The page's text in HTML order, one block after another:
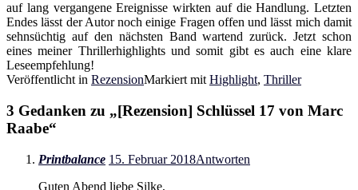
auf lang vergangene Ereignisse wirkten auf die Handlung. Letzten
Endes lässt der Autor noch einige Fragen offen und lässt mich damit
sehnsüchtig auf den nächsten Band wartend zurück. Jetzt schon
eines meiner Thrillerhighlights und somit gibt es auch eine klare
Leseempfehlung!
Veröffentlicht in RezensionMarkiert mit Highlight, Thriller
3 Gedanken zu „[Rezension] Schlüssel 17 von Marc
Raabe“
Printbalance 15. Februar 2018Antworten
Guten Abend liebe Silke,